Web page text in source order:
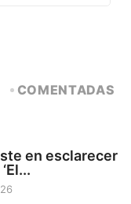
COMENTADAS
en esclarecer